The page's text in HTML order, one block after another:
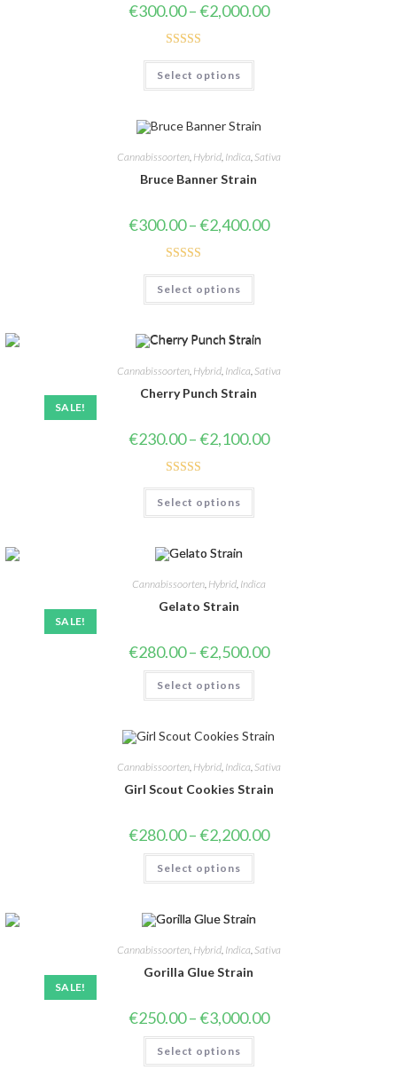
€300.00 –€2,000.00
Rated4.67
out of 5
Select options
Cannabissoorten, Hybrid, Indica, Sativa
Bruce Banner Strain
€300.00 –€2,400.00
Rated4.31
out of 5
Select options
SALE!
Cannabissoorten, Hybrid, Indica Sativa
Cherry Punch Strain
€230.00 –€2,100.00
Rated4.19
out of 5
Select options
SALE!
Cannabissoorten, Hybrid, Indica
Gelato Strain
€280.00 –€2,500.00
Select options
Cannabissoorten, Hybrid, Indica, Sativa
Girl Scout Cookies Strain
€280.00 –€2,200.00
Select options
SALE!
Cannabissoorten, Hybrid, Indica, Sativa
Gorilla Glue Strain
€250.00 –€3,000.00
Select options